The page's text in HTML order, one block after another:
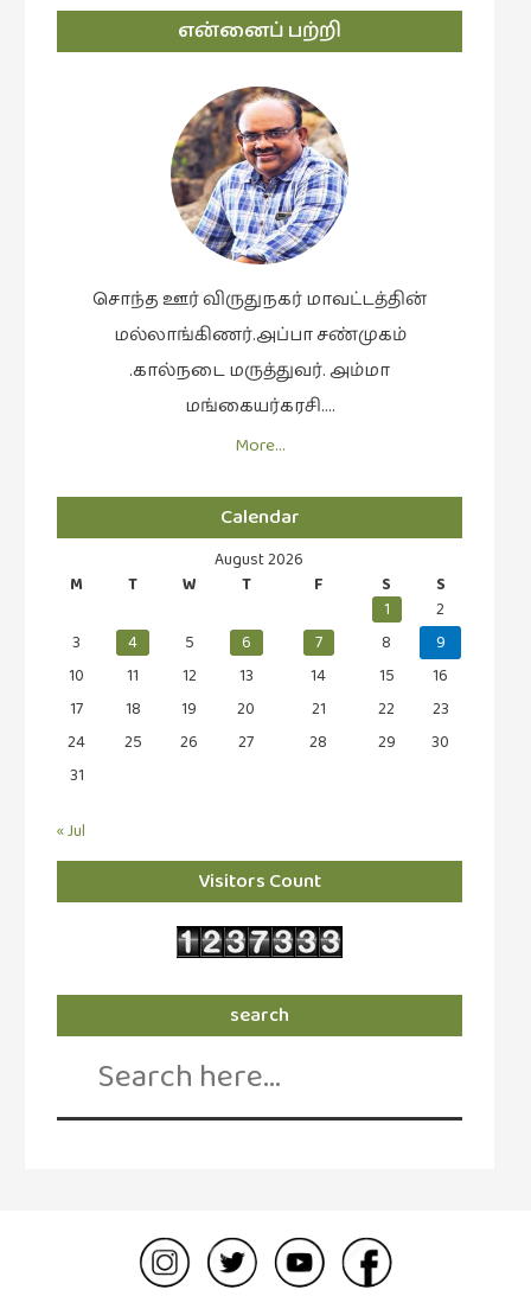
விளையாட்டு
என்னைப் பற்றி
சொந்த ஊர் விருதுநகர் மாவட்டத்தின்
மல்லாங்கிணர்.அப்பா சண்முகம்
.கால்நடை மருத்துவர். அம்மா
மங்கையர்கரசி….
More…
Calendar
August 2026
M
T W T F S
S
1
2
3
4 5 6 7 8
9
10
11 12 13 14 15
16
17
18 19 20 21 22
23
24
25 26 27 28 29
30
31
« Jul
Visitors Count
search
Search